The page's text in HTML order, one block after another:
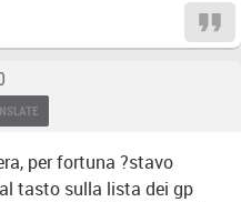
per fortuna ?stavo
tasto sulla lista dei gp